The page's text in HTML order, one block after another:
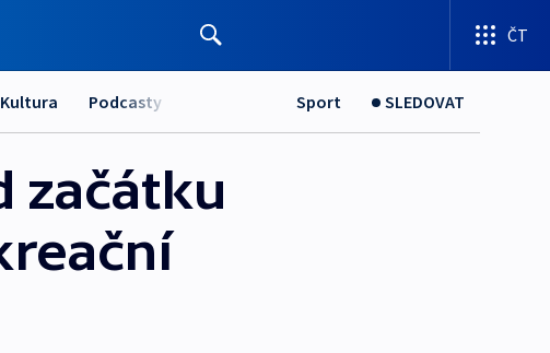
ČT
Kultura Podcasty Sport SLEDOVAT
začátku